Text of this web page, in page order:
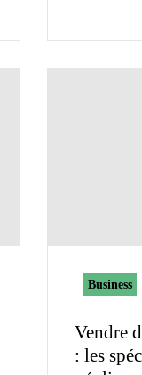
Business
Vendre
: les